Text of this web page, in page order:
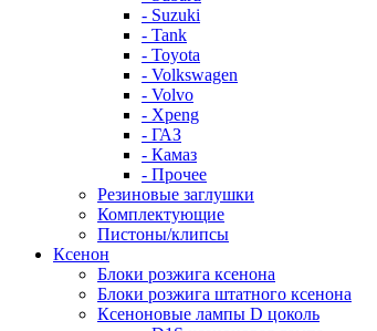
- Suzuki
- Tank
- Toyota
- Volkswagen
- Volvo
- Xpeng
- ГАЗ
- Камаз
- Прочее
Резиновые заглушки
Комплектующие
Пистоны/клипсы
Ксенон
Блоки розжига ксенона
Блоки розжига штатного ксенона
Ксеноновые лампы D цоколь